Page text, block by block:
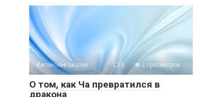
Китайские сказки 0 2 просмотров
О том, как Ча превратился в
дракона